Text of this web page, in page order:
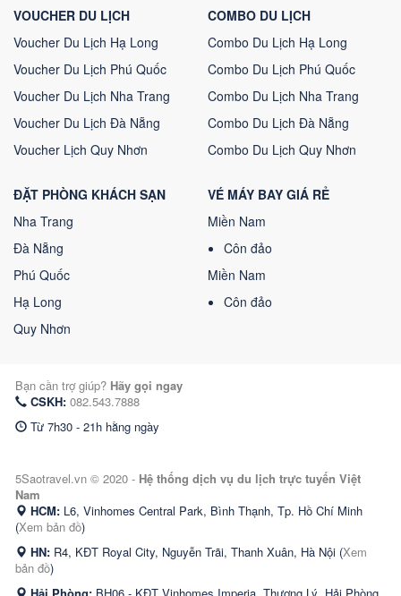
VOUCHER DU LỊCH
Voucher Du Lịch Hạ Long
Voucher Du Lịch Phú Quốc
Voucher Du Lịch Nha Trang
Voucher Du Lịch Đà Nẵng
Voucher Lịch Quy Nhơn
COMBO DU LỊCH
Combo Du Lịch Hạ Long
Combo Du Lịch Phú Quốc
Combo Du Lịch Nha Trang
Combo Du Lịch Đà Nẵng
Combo Du Lịch Quy Nhơn
ĐẶT PHÒNG KHÁCH SẠN
Nha Trang
Đà Nẵng
Phú Quốc
Hạ Long
Quy Nhơn
VÉ MÁY BAY GIÁ RẺ
Miền Nam
Côn đảo
Miền Nam
Côn đảo
Bạn cần trợ giúp? Hãy gọi ngay
CSKH: 082.543.7888
Từ 7h30 - 21h hằng ngày
5Saotravel.vn © 2020 - Hệ thống dịch vụ du lịch trực tuyến Việt
Nam
HCM: L6, Vinhomes Central Park, Bình Thạnh, Tp. Hồ Chí Minh
(Xem bản đồ)
HN: R4, KĐT Royal City, Nguyễn Trãi, Thanh Xuân, Hà Nội (Xem
bản đồ)